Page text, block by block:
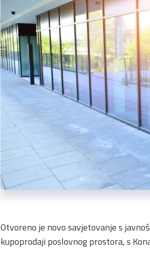
Otvoreno je novo savjetovanje s
kupoprodaji poslovnog prostora, s